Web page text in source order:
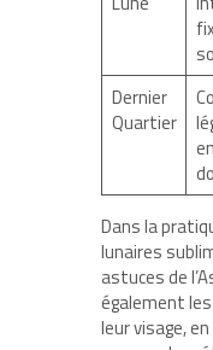
Dernier
Quartier
Dans la
lunaires
astuces de
également
leur visage,